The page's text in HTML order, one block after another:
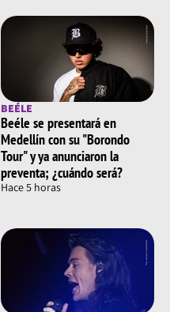
BEÉLE
Beéle se presentará en
Medellín con su "Borondo
Tour" y ya anunciaron la
preventa; ¿cuándo será?
Hace 5 horas